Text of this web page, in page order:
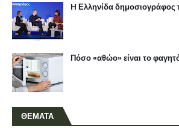
H Ελληνίδα δημοσιογράφος
Πόσο «αθώο» είναι το
ΘΕΜΑΤΑ